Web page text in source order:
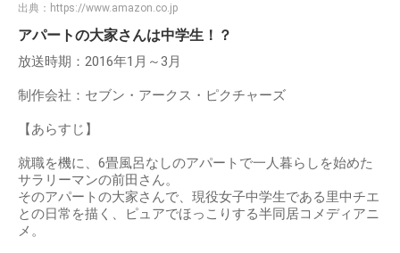
出典： https://www.amazon.co.jp
アパートの大家さんは中学生！？
放送時期：2016年1月～3月
制作会社：セブン・アークス・ピクチャーズ
【あらすじ】
就職を機に、6畳風呂なしのアパートで一人暮らしを始めた
サラリーマンの前田さん。
そのアパートの大家さんで、現役女子中学生である里中チエ
との日常を描く、ピュアでほっこりする半同居コメディアニ
メ。